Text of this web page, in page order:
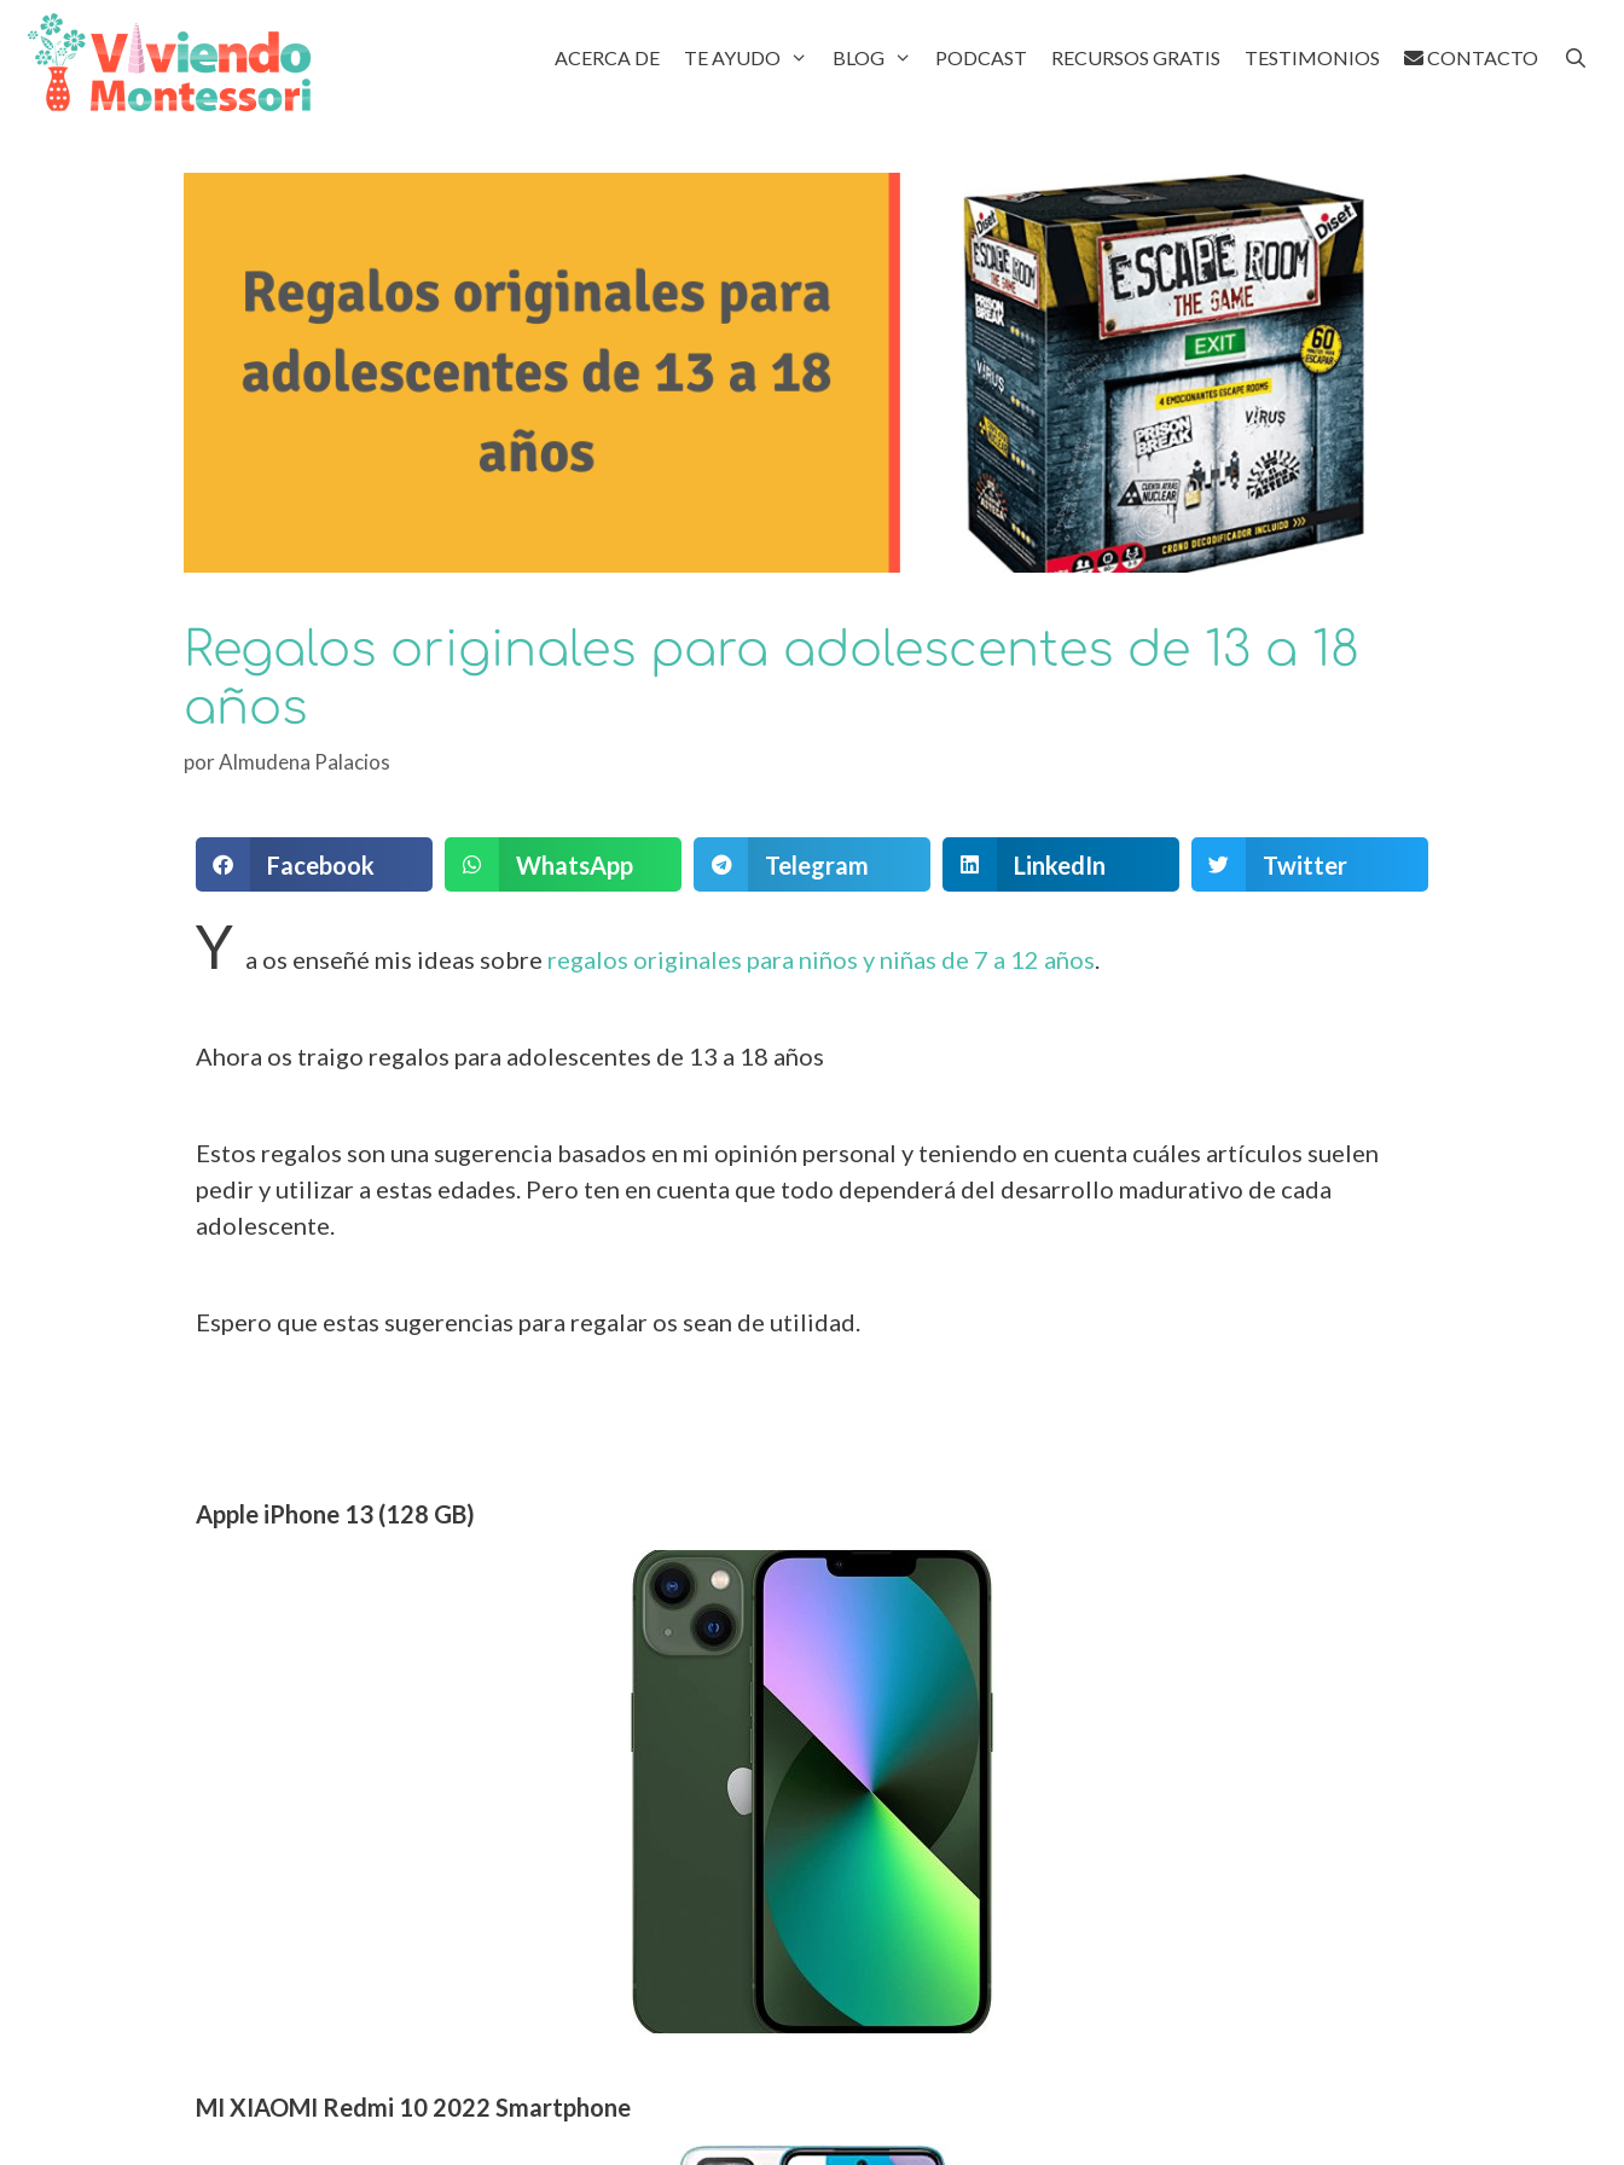
ACERCA DE TE AYUDO BLOG PODCAST RECURSOS GRATIS TESTIMONIOS CONTACTO
Regalos originales para adolescentes de 13 a 18
años
porAlmudena Palacios
Facebook WhatsApp Telegram LinkedIn Twitter
Y a os enseñé mis ideas sobre regalos originales para niños y niñas de 7 a 12 años.
Ahora os traigo regalos para adolescentes de 13 a 18 años
Estos regalos son una sugerencia basados en mi opinión personal y teniendo en cuenta cuáles artículos suelen
pedir y utilizar a estas edades. Pero ten en cuenta que todo dependerá del desarrollo madurativo de cada
adolescente.
Espero que estas sugerencias para regalar os sean de utilidad.
Apple iPhone 13 (128 GB)
MI XIAOMI Redmi 10 2022 Smartphone